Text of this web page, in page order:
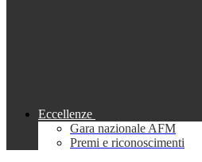
Eccellenze
Gara nazionale AFM
Premi e riconoscimenti